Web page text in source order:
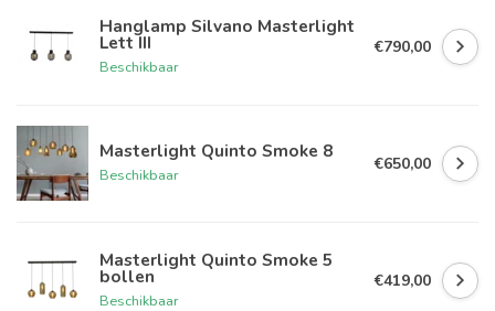
Hanglamp Silvano Masterlight
Lett III
Beschikbaar
€790,00
Masterlight Quinto Smoke 8
Beschikbaar
€650,00
Masterlight Quinto Smoke 5
bollen
Beschikbaar
€419,00